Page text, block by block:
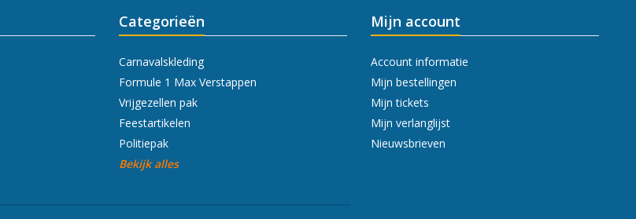
Categorieën
Carnavalskleding
Formule 1 Max Verstappen
Vrijgezellen pak
Feestartikelen
Politiepak
Bekijk alles
Mijn account
Account informatie
Mijn bestellingen
Mijn tickets
Mijn verlanglijst
Nieuwsbrieven